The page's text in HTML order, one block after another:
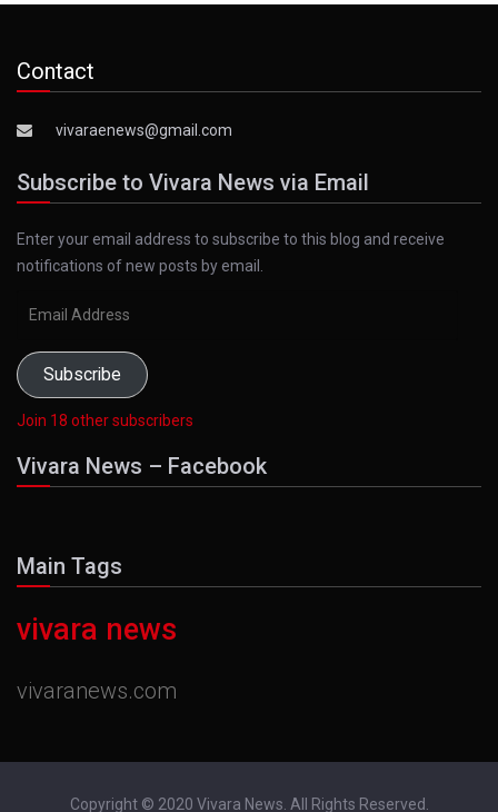
Contact
vivaraenews@gmail.com
Subscribe to Vivara News via Email
Enter your email address to subscribe to this blog and receive
notifications of new posts by email.
Subscribe
Join 18 other subscribers
Vivara News – Facebook
Main Tags
vivara news
vivaranews.com
Copyright © 2020 Vivara News. All Rights Reserved.